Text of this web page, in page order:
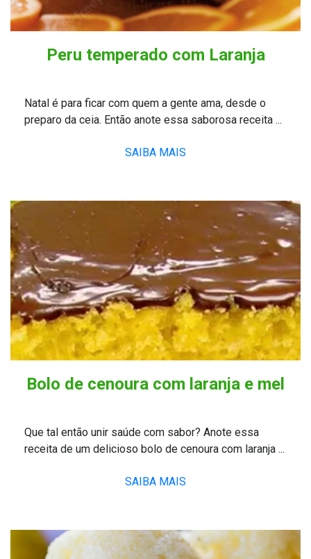
Peru temperado com Laranja
Natal é para ficar com quem a gente ama, desde o
preparo da ceia. Então anote essa saborosa receita ...
SAIBA MAIS
Bolo de cenoura com laranja e mel
Que tal então unir saúde com sabor? Anote essa
receita de um delicioso bolo de cenoura com laranja ...
SAIBA MAIS